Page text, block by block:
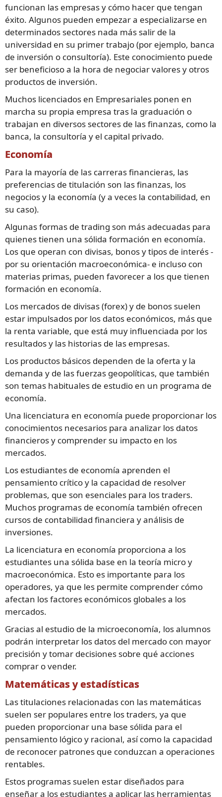
funcionan las empresas y cómo hacer que tengan
éxito. Algunos pueden empezar a especializarse en
determinados sectores nada más salir de la
universidad en su primer trabajo (por ejemplo, banca
de inversión o consultoría). Este conocimiento puede
ser beneficioso a la hora de negociar valores y otros
productos de inversión.
Muchos licenciados en Empresariales ponen en
marcha su propia empresa tras la graduación o
trabajan en diversos sectores de las finanzas, como la
banca, la consultoría y el capital privado.
Economía
Para la mayoría de las carreras financieras, las
preferencias de titulación son las finanzas, los
negocios y la economía (y a veces la contabilidad, en
su caso).
Algunas formas de trading son más adecuadas para
quienes tienen una sólida formación en economía.
Los que operan con divisas, bonos y tipos de interés -
por su orientación macroeconómica- e incluso con
materias primas, pueden favorecer a los que tienen
formación en economía.
Los mercados de divisas (forex) y de bonos suelen
estar impulsados por los datos económicos, más que
la renta variable, que está muy influenciada por los
resultados y las historias de las empresas.
Los productos básicos dependen de la oferta y la
demanda y de las fuerzas geopolíticas, que también
son temas habituales de estudio en un programa de
economía.
Una licenciatura en economía puede proporcionar los
conocimientos necesarios para analizar los datos
financieros y comprender su impacto en los
mercados.
Los estudiantes de economía aprenden el
pensamiento crítico y la capacidad de resolver
problemas, que son esenciales para los traders.
Muchos programas de economía también ofrecen
cursos de contabilidad financiera y análisis de
inversiones.
La licenciatura en economía proporciona a los
estudiantes una sólida base en la teoría micro y
macroeconómica. Esto es importante para los
operadores, ya que les permite comprender cómo
afectan los factores económicos globales a los
mercados.
Gracias al estudio de la microeconomía, los alumnos
podrán interpretar los datos del mercado con mayor
precisión y tomar decisiones sobre qué acciones
comprar o vender.
Matemáticas y estadísticas
Las titulaciones relacionadas con las matemáticas
suelen ser populares entre los traders, ya que
pueden proporcionar una base sólida para el
pensamiento lógico y racional, así como la capacidad
de reconocer patrones que conduzcan a operaciones
rentables.
Estos programas suelen estar diseñados para
enseñar a los estudiantes a aplicar las herramientas